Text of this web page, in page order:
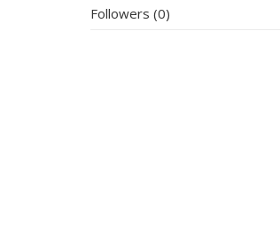
Followers (0)